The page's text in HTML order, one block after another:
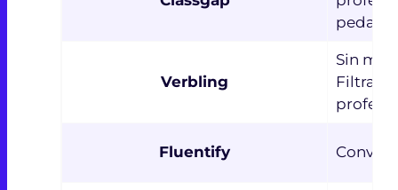
Verbling
Sin
Filtrado
Fluentify